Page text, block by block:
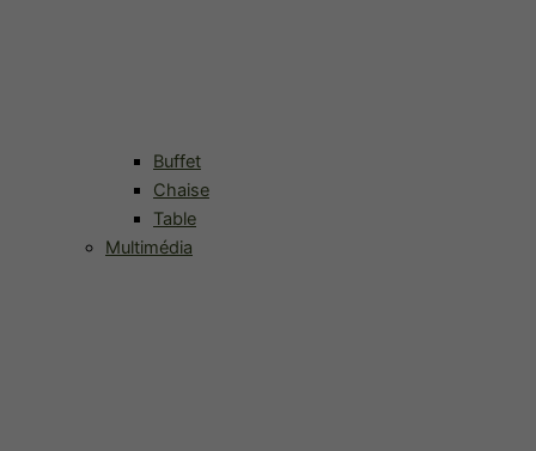
Buffet
Chaise
Table
Multimédia